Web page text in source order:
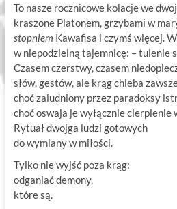
To nasze rocznicowe kolacje we
kraszone Platonem, grzybami w
stopniem Kawafisa i czymś więcej.
w niepodzielną tajemnicę: – tulenie
Czasem czerstwy, czasem
słów, gestów, ale krąg chleba
choć zaludniony przez paradoksy
choć oswaja je wyłącznie cierpienie
Rytuał dwojga ludzi gotowych
do wymiany w miłości.
Tylko nie wyjść poza krąg:
odganiać demony,
które są.